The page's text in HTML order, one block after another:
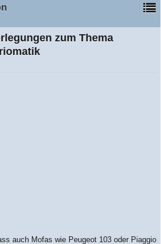
zum Thema
auch Mofas wie Peugeot 103 oder Piaggio